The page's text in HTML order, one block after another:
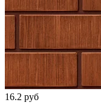
16.2 руб